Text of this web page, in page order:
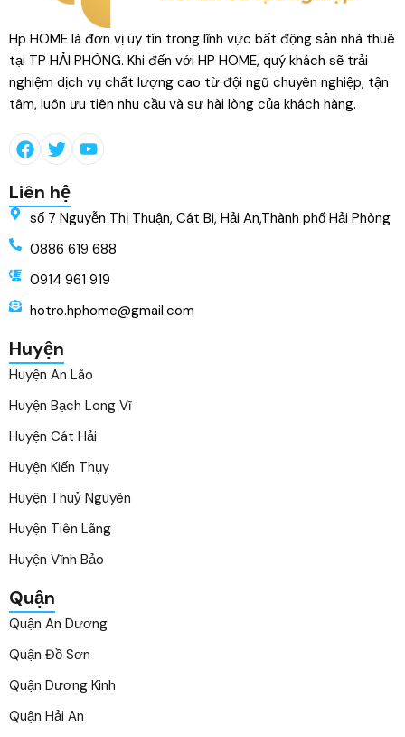
Hp HOME là đơn vị uy tín trong lĩnh vực bất động sản nhà thuê
tại TP HẢI PHÒNG. Khi đến với HP HOME, quý khách sẽ trải
nghiệm dịch vụ chất lượng cao từ đội ngũ chuyên nghiệp, tận
tâm, luôn ưu tiên nhu cầu và sự hài lòng của khách hàng.
Liên hệ
số 7 Nguyễn Thị Thuận, Cát Bi, Hải An,Thành phố Hải Phòng
0886 619 688
0914 961 919
hotro.hphome@gmail.com
Huyện
Huyện An Lão
Huyện Bạch Long Vĩ
Huyện Cát Hải
Huyện Kiến Thụy
Huyện Thuỷ Nguyên
Huyện Tiên Lãng
Huyện Vĩnh Bảo
Quận
Quận An Dương
Quận Đồ Sơn
Quận Dương Kinh
Quận Hải An